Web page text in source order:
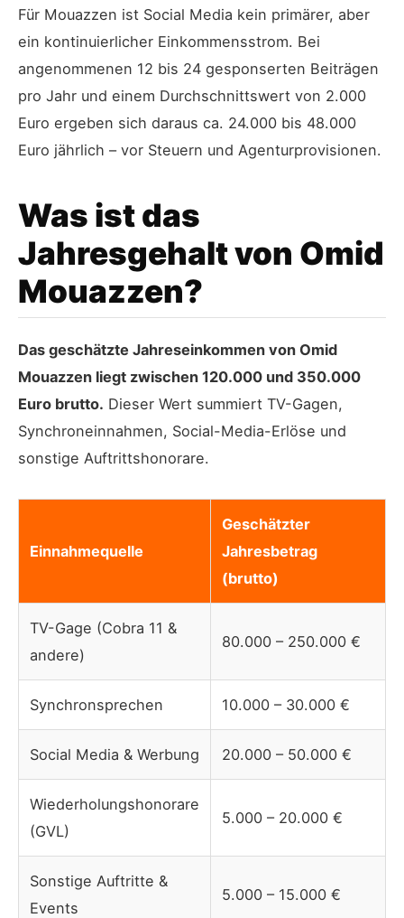
Für Mouazzen ist Social Media kein primärer, aber
ein kontinuierlicher Einkommensstrom. Bei
angenommenen 12 bis 24 gesponserten Beiträgen
pro Jahr und einem Durchschnittswert von 2.000
Euro ergeben sich daraus ca. 24.000 bis 48.000
Euro jährlich – vor Steuern und Agenturprovisionen.
Was ist das
Jahresgehalt von Omid
Mouazzen?
Das geschätzte Jahreseinkommen von Omid
Mouazzen liegt zwischen 120.000 und 350.000
Euro brutto. Dieser Wert summiert TV-Gagen,
Synchroneinnahmen, Social-Media-Erlöse und
sonstige Auftrittshonorare.
Einnahmequelle
Geschätzter
Jahresbetrag
(brutto)
TV-Gage (Cobra 11 &
andere)
80.000 – 250.000 €
Synchronsprechen 10.000 – 30.000 €
Social Media & Werbung 20.000 – 50.000 €
Wiederholungshonorare
(GVL)
5.000 – 20.000 €
Sonstige Auftritte &
Events
5.000 – 15.000 €